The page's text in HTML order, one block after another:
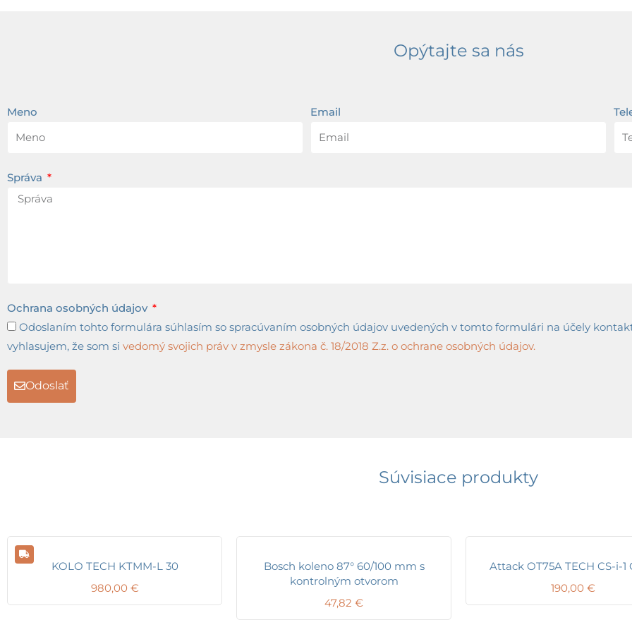
Opýtajte sa nás
Meno Email
Správa
Ochrana osobných údajov
Odoslaním tohto formulára súhlasím so spracúvaním osobných údajov uvedených v tomto formulári na účely
vyhlasujem, že som si vedomý svojich práv v zmysle zákona č. 18/2018 Z.z. o ochrane osobných údajov.
Odoslať
Súvisiace produkty
KOLO TECH KTMM-L 30
980,00 €
Bosch koleno 87° 60/100 mm s
kontrolným otvorom
47,82 €
Attack OT75A TECH CS-i-1
190,00 €